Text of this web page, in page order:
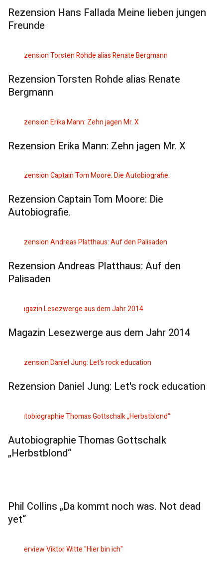
Rezension Hans Fallada Meine lieben jungen
Freunde
Rezension Torsten Rohde alias Renate
Bergmann
Rezension Erika Mann: Zehn jagen Mr. X
Rezension Captain Tom Moore: Die
Autobiografie.
Rezension Andreas Platthaus: Auf den
Palisaden
Magazin Lesezwerge aus dem Jahr 2014
Rezension Daniel Jung: Let's rock education
Autobiographie Thomas Gottschalk
„Herbstblond“
Phil Collins „Da kommt noch was. Not dead
yet“